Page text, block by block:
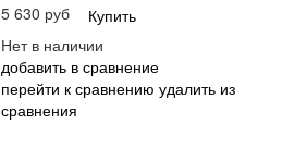
5 630 руб
Купить
Нет в наличии
добавить в сравнение
перейти к сравнению удалить из
сравнения